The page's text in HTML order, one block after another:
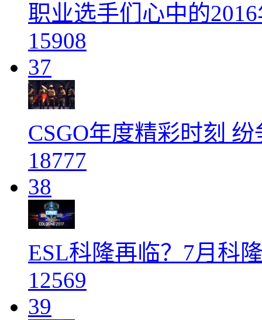
职业选手们心中的
15908
37
CSGO年度精彩时刻
18777
38
ESL科隆再临？7月科
12569
39